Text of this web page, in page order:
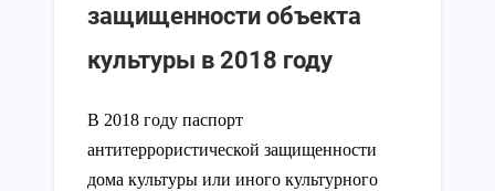
защищенности объекта
культуры в 2018 году
В 2018 году паспорт
антитеррористической защищенности
дома культуры или иного культурного